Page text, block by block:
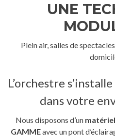
UNE
Plein air, salles de
L’orchestre
dans votre
Nous disposons d’un
GAMMEavec un pont